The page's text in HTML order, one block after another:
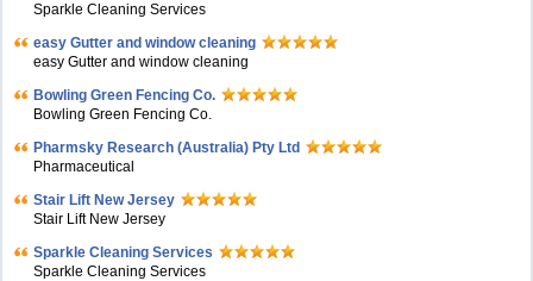
Sparkle Cleaning Services
easy Gutter and window cleaning
easy Gutter and window cleaning
Bowling Green Fencing Co.
Bowling Green Fencing Co.
Pharmsky Research (Australia) Pty Ltd
Pharmaceutical
Stair Lift New Jersey
Stair Lift New Jersey
Sparkle Cleaning Services
Sparkle Cleaning Services